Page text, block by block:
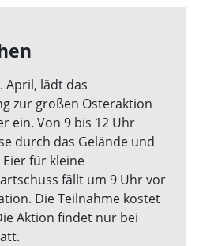
April, lädt das
zur großen Osteraktion
ein. Von 9 bis 12 Uhr
durch das Gelände und
für kleine
fällt um 9 Uhr vor
Die Teilnahme kostet
Aktion findet nur bei